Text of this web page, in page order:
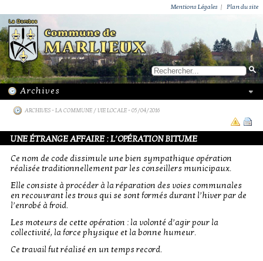
Mentions Légales | Plan du site
ARCHIVES-LA COMMUNE / VIE LOCALE- 05/04/2016
UNE ÉTRANGE AFFAIRE : L’OPÉRATION BITUME
Ce nom de code dissimule une bien sympathique opération
réalisée traditionnellement par les conseillers municipaux.
Elle consiste à procéder à la réparation des voies communales
en recouvrant les trous qui se sont formés durant l’hiver par de
l’enrobé à froid.
Les moteurs de cette opération : la volonté d’agir pour la
collectivité, la force physique et la bonne humeur.
Ce travail fut réalisé en un temps record.